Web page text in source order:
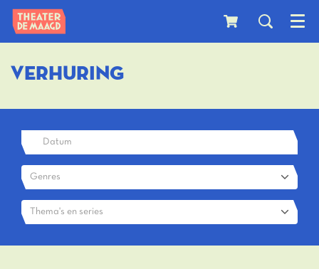
Menu
VERHURING
Genres
Thema's en series